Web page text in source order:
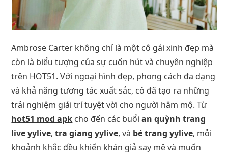
Ambrose Carter không chỉ là một cô gái xinh đẹp mà
còn là biểu tượng của sự cuốn hút và chuyên nghiệp
trên HOT51. Với ngoại hình đẹp, phong cách đa dạng
và khả năng tương tác xuất sắc, cô đã tạo ra những
trải nghiệm giải trí tuyệt vời cho người hâm mộ. Từ
hot51 mod apk cho đến các buổian quỳnh trang
live yylive,tra giang yylive, và bé trang yylive, mỗi
khoảnh khắc đều khiến khán giả say mê và muốn